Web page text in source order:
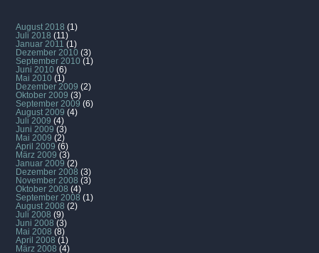
August 2018 (1)
Juli 2018 (11)
Januar 2011 (1)
Dezember 2010 (3)
September 2010 (1)
Juni 2010 (6)
Mai 2010 (1)
Dezember 2009 (2)
Oktober 2009 (3)
September 2009 (6)
August 2009 (4)
Juli 2009 (4)
Juni 2009 (3)
Mai 2009 (2)
April 2009 (6)
März 2009 (3)
Januar 2009 (2)
Dezember 2008 (3)
November 2008 (3)
Oktober 2008 (4)
September 2008 (1)
August 2008 (2)
Juli 2008 (9)
Juni 2008 (3)
Mai 2008 (8)
April 2008 (1)
März 2008 (4)